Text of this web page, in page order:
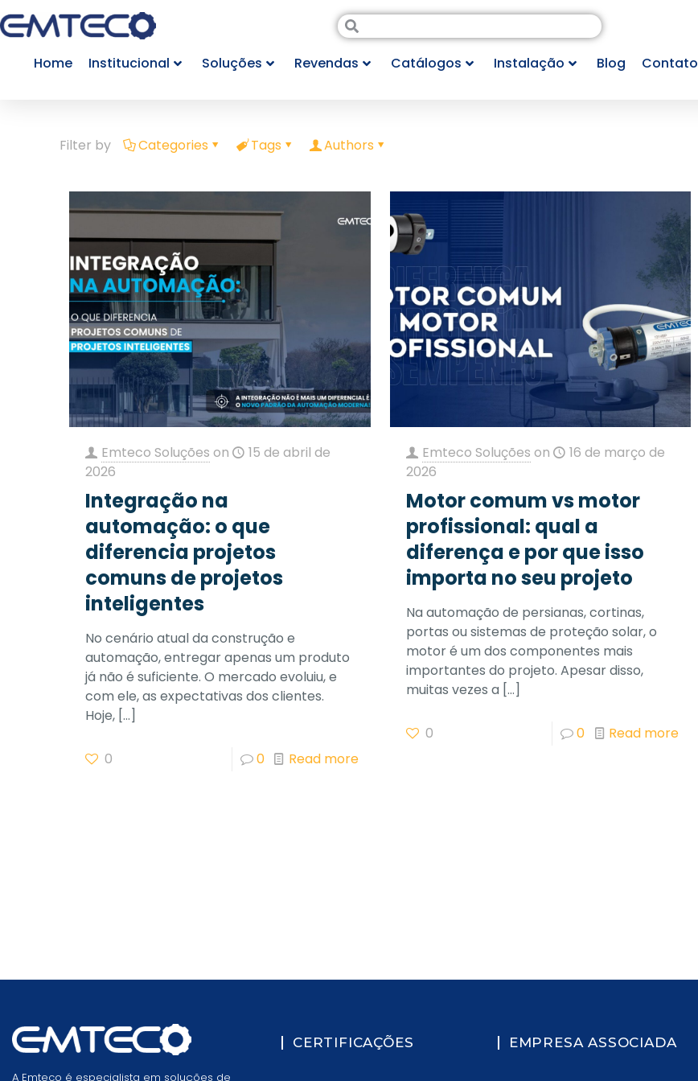
Home Institucional Soluções Revendas Catálogos Instalação Blog Contato
Filter by Categories Tags Authors
Emteco Soluções on
15 de abril de
2026
Integração na
automação: o que
diferencia projetos
comuns de projetos
inteligentes
No cenário atual da construção e
automação, entregar apenas um produto
já não é suficiente. O mercado evoluiu, e
com ele, as expectativas dos clientes.
Hoje,[…]
0 0 Read more
Emteco Soluções on
16 de março de
2026
Motor comum vs motor
profissional: qual a
diferença e por que isso
importa no seu projeto
Na automação de persianas, cortinas,
portas ou sistemas de proteção solar, o
motor é um dos componentes mais
importantes do projeto. Apesar disso,
muitas vezes a […]
0 0 Read more
A Emteco é especialista em soluções de
CERTIFICAÇÕES EMPRESA ASSOCIADA